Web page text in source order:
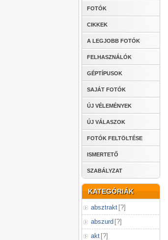
FOTÓK
CIKKEK
A LEGJOBB FOTÓK
FELHASZNÁLÓK
GÉPTÍPUSOK
SAJÁT FOTÓK
ÚJ VÉLEMÉNYEK
ÚJ VÁLASZOK
FOTÓK FELTÖLTÉSE
ISMERTETŐ
SZABÁLYZAT
KATEGÓRIÁK
absztrakt [?]
abszurd [?]
akt [?]